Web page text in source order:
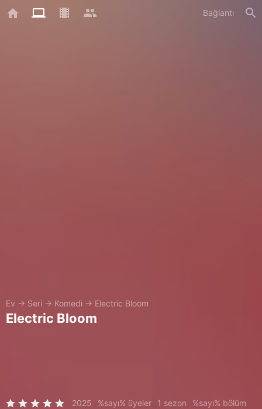
Bağlantı
Ev → Seri → Komedi → Electric Bloom
Electric Bloom
2025 %sayı% üyeler 1 sezon %sayı% bölüm